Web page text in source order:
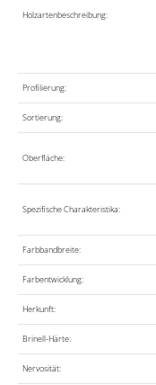
Holzartenbeschreibung:
Profilierung:
Sortierung:
Oberfläche:
Spezifische Charakteristika:
Farbbandbreite:
Farbentwicklung:
Herkunft:
Brinell-Härte:
Nervosität: